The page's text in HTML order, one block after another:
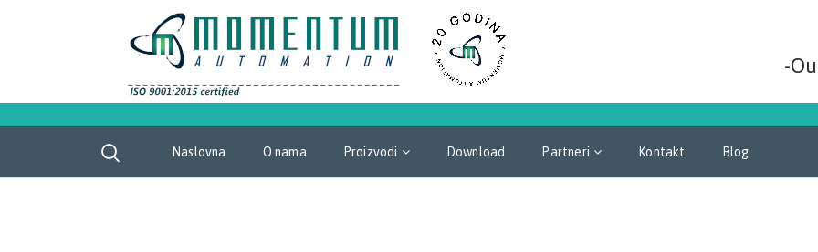
-
Naslovna O nama Proizvodi Download Partneri Kontakt Blog